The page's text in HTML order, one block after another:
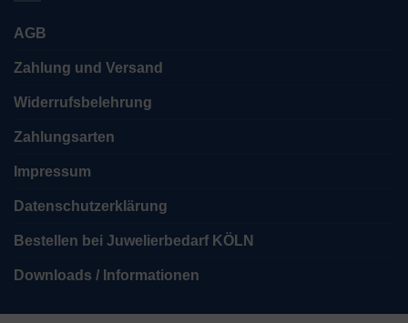
AGB
Zahlung und Versand
Widerrufsbelehrung
Zahlungsarten
Impressum
Datenschutzerklärung
Bestellen bei Juwelierbedarf KÖLN
Downloads / Informationen